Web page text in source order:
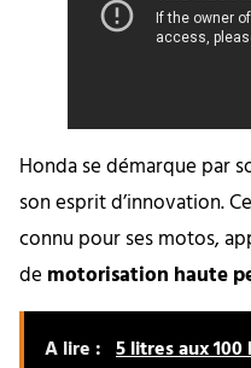
Honda se démarque par
son esprit d’innovation.
connu pour ses motos,
de motorisation haute
A lire : 5 litres aux